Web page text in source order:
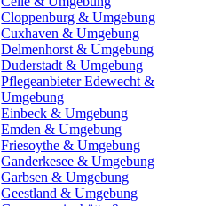
Cloppenburg & Umgebung
Cuxhaven & Umgebung
Delmenhorst & Umgebung
Duderstadt & Umgebung
Pflegeanbieter Edewecht &
Umgebung
Einbeck & Umgebung
Emden & Umgebung
Friesoythe & Umgebung
Ganderkesee & Umgebung
Garbsen & Umgebung
Geestland & Umgebung